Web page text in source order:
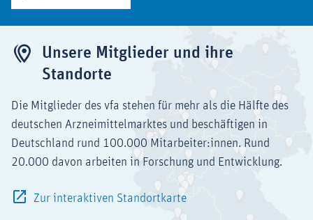
Unsere Mitglieder und ihre
Standorte
Die Mitglieder des vfa stehen für mehr als die Hälfte des
deutschen Arzneimittelmarktes und beschäftigen in
Deutschland rund 100.000 Mitarbeiter:innen. Rund
20.000 davon arbeiten in Forschung und Entwicklung.
Zur interaktiven Standortkarte